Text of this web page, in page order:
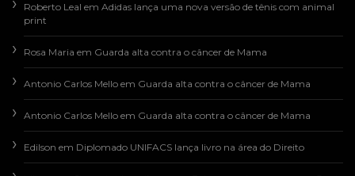
Roberto Leal em Adidas lança uma nova versão de tênis com animal
print
Rosa Maria em Guarda alta contra o câncer de Mama
Antonio Carlos Mello em Guarda alta contra o câncer de Mama
Antonio Carlos Mello em Guarda alta contra o câncer de Mama
Edilson em Diplomado UNIFACS lança livro na área do Direito